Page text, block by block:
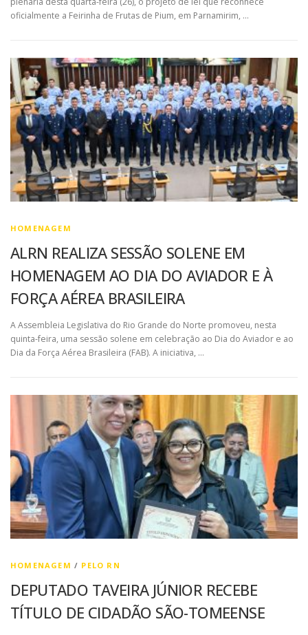
oficialmente a Feirinha de Frutas de Pium, em Parnamirim, …
HOMENAGEM
ALRN REALIZA SESSÃO SOLENE EM
HOMENAGEM AO DIA DO AVIADOR E À
FORÇA AÉREA BRASILEIRA
A Assembleia Legislativa do Rio Grande do Norte promoveu, nesta
quinta-feira, uma sessão solene em celebração ao Dia do Aviador e ao
Dia da Força Aérea Brasileira (FAB). A iniciativa, …
HOMENAGEM / PELO RN
DEPUTADO TAVEIRA JÚNIOR RECEBE
TÍTULO DE CIDADÃO SÃO-TOMEENSE